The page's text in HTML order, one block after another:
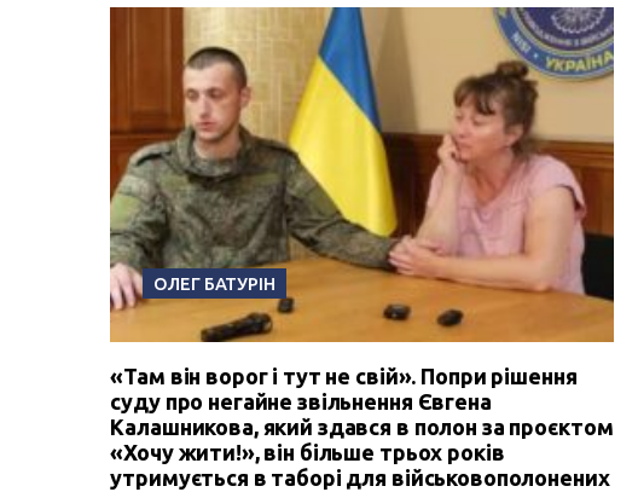
ОЛЕГ БАТУРІН
«Там він ворог і тут не свій». Попри рішення
суду про негайне звільнення Євгена
Калашникова, який здався в полон за проєктом
«Хочу жити!», він більше трьох років
утримується в таборі для військовополонених